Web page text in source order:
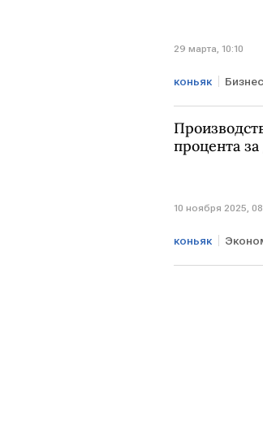
29 марта, 10:10
коньяк Бизнес
процента
10 ноября 2025,
коньяк